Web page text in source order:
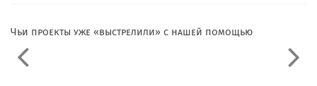
Чьи проекты уже «выстрелили» с нашей помощью